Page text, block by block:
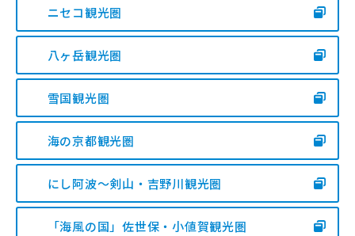
ニセコ観光圏
八ヶ岳観光圏
雪国観光圏
海の京都観光圏
にし阿波～剣山・吉野川観光圏
「海風の国」佐世保・小値賀観光圏